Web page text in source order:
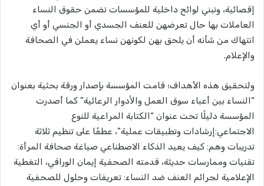
إقصائية، وتبني لوائح داخلية للمؤسسات تضمن حقوق النساء
العاملات بها حال تعرضهن للعنف الجسدي أو الجنسي أو أي
انتهاك من شأنه أن يلحق بهن لكونهن نساء يعملن في الصحافة
والإعلام.
ولتحقيق هذه الأهداف؛ قامت المؤسسة بإصدار ورقة بحثية بعنوان
“النساء بين أعباء سوق العمل واﻷدوار الرعائية” كما أصدرت
المؤسسة دليلًا تحت عنوان “الكتابة المراعية للنوع
الاجتماعي:إرشادات وتطبيقات عملية”، عطفًا على تنظيم ثلاثة
تدريبات وهم: كيف يعيد الذكاء الاصطناعي صياغة صحافة المرأة:
تقنيات وممارسات حديثة، قدمته الصحفية إيمان الوراقي، التغطية
الإعلامية لجرائم العنف ضد النساء: تعريفات وحلول للصحفية